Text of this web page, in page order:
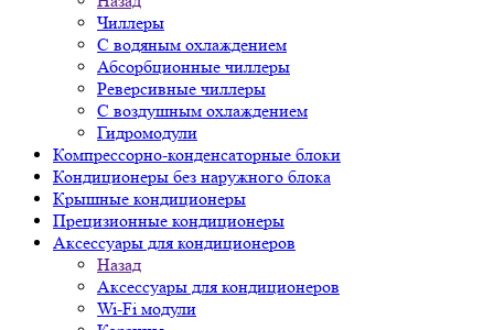
Чиллеры
С водяным охлаждением
Абсорбционные чиллеры
Реверсивные чиллеры
С воздушным охлаждением
Гидромодули
Компрессорно-конденсаторные блоки
Кондиционеры без наружного блока
Крышные кондиционеры
Прецизионные кондиционеры
Аксессуары для кондиционеров
Назад
Аксессуары для кондиционеров
Wi-Fi модули